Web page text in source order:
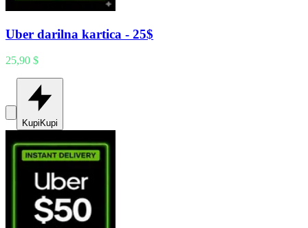
Uber darilna kartica - 25$
25,90 $
Kupi Kupi